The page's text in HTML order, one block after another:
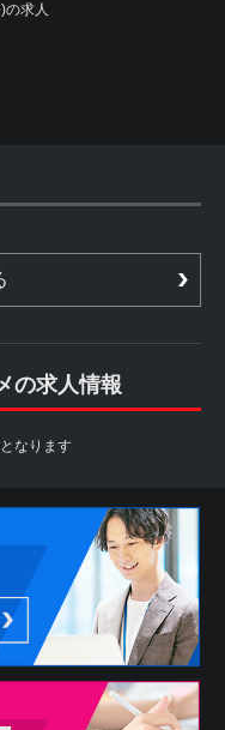
の求人
の求人情報
なります